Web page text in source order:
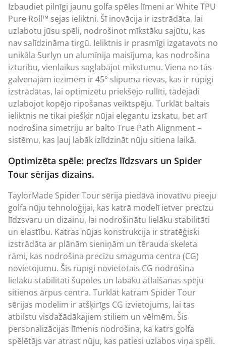
Izbaudiet pilnīgi jaunu golfa spēles līmeni ar White TPU
Pure Roll™ sejas ieliktni. Šī inovācija ir izstrādāta, lai
uzlabotu jūsu spēli, nodrošinot mīkstāku sajūtu, kas
nav salīdzināma tirgū. Ieliktnis ir prasmīgi izgatavots no
unikāla Surlyn un alumīnija maisījuma, kas nodrošina
izturību, vienlaikus saglabājot mīkstumu. Viena no tās
galvenajām iezīmēm ir 45° slīpuma rievas, kas ir rūpīgi
izstrādātas, lai optimizētu priekšējo rullīti, tādējādi
uzlabojot kopējo ripošanas veiktspēju. Turklāt baltais
ieliktnis ne tikai piešķir nūjai elegantu izskatu, bet arī
nodrošina simetriju ar balto True Path Alignment –
sistēmu, kas ļauj labāk izlīdzināt nūju sitiena laikā.
Optimizēta spēle: precīzs līdzsvars un Spider
Tour sērijas dizains.
TaylorMade Spider Tour sērija piedāvā inovatīvu pieeju
golfa nūju tehnoloģijai, kas katrā modelī ietver precīzu
līdzsvaru un dizainu, lai nodrošinātu lielāku stabilitāti
un elastību. Katras nūjas konstrukcija ir stratēģiski
izstrādāta ar plānām sieniņām un tērauda skeleta
rāmi, kas nodrošina precīzu smaguma centra (CG)
novietojumu. Šis rūpīgi novietotais CG nodrošina
lielāku stabilitāti šūpolēs un labāku atlaišanas spēju
sitienos ārpus centra. Turklāt katram Spider Tour
sērijas modelim ir atšķirīgs CG izvietojums, lai tas
atbilstu visdažādākajiem stiliem un vēlmēm. Šis
personalizācijas līmenis nodrošina, ka katrs golfa
spēlētājs var atrast nūju, kas patiesi uzlabos viņa spēli.